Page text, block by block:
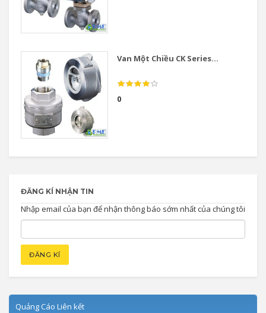
Van Một Chiều CK Series...
0
ĐĂNG KÍ NHẬN TIN
Nhập email của bạn để nhận thông báo sớm nhất của chúng tôi
Quảng Cáo Liên kết